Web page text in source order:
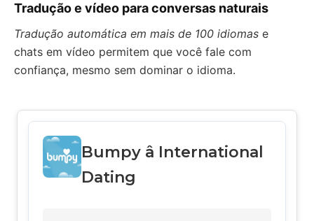
Tradução e vídeo para conversas naturais
Tradução automática em mais de 100 idiomas e
chats em vídeo permitem que você fale com
confiança, mesmo sem dominar o idioma.
Bumpy â International
Dating